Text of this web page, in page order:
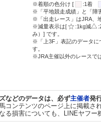
※着順の色分け [
:1着
※「平地競走成績」と「障
※「出走レース」はJRA、
※減量表示は[
:1kg減
み）] です。
※「上3F」表記のデータに
す。
※JRA主催以外のレースで
などのデータは、必ず主催者発
コンテンツのページ上に掲載
る損害についても、LINEヤフー